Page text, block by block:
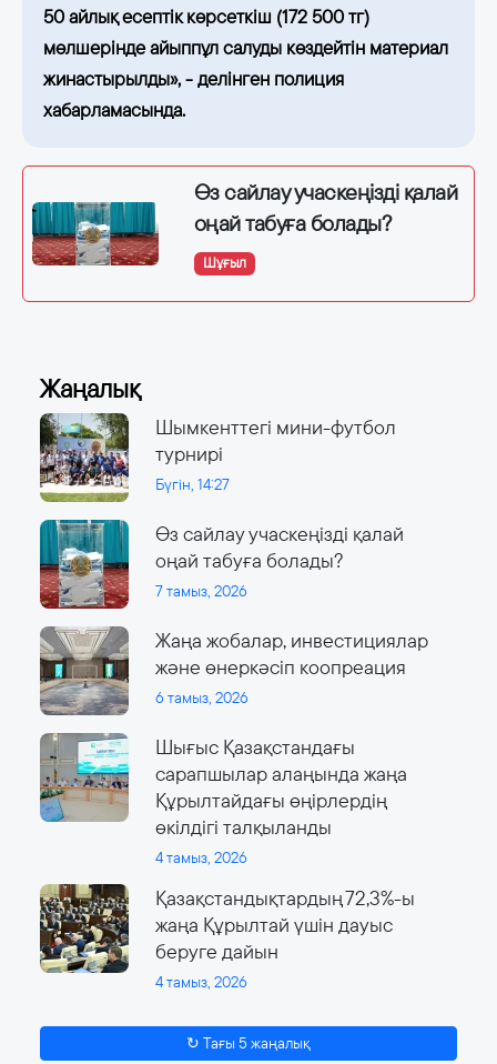
50 айлық есептік көрсеткіш (172 500 тг)
мөлшерінде айыппұл салуды көздейтін материал
жинастырылды», - делінген полиция
хабарламасында.
Өз сайлау учаскеңізді қалай
оңай табуға болады?
Шұғыл
Жаңалық
Шымкенттегі мини-футбол
турнирі
Бүгін, 14:27
Өз сайлау учаскеңізді қалай
оңай табуға болады?
7 тамыз, 2026
Жаңа жобалар, инвестициялар
және өнеркәсіп коопреация
6 тамыз, 2026
Шығыс Қазақстандағы
сарапшылар алаңында жаңа
Құрылтайдағы өңірлердің
өкілдігі талқыланды
4 тамыз, 2026
Қазақстандықтардың 72,3%-ы
жаңа Құрылтай үшін дауыс
беруге дайын
4 тамыз, 2026
↻ Тағы 5 жаңалық